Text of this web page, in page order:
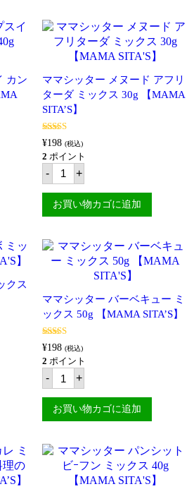
パ
ン
パ
ン
シ
シ
グ
ミ
ッ
ク
ス
40g
【MAMA
SITA'S】
個
カン
ママシッター メヌード アフリ
ターダ ミックス 30g 【MAMA
SITA’S】
5段階中
4.67の評価
¥198 (税込)
2 ポイント
- マ
マ
シ
ッ
タ
ヌ
ー
リ
タ
ー
ダ
ミ
ッ
ク
ス
【MAMA
SITA'S】
+
お買い物カゴに追加
クス
ママシッター バーベキュー ミ
ックス 50g 【MAMA SITA’S】
5段階中5.00
の評価
¥198 (税込)
2 ポイント
- マ
マ
シ
ッ
タ
ー
+
お買い物カゴに追加